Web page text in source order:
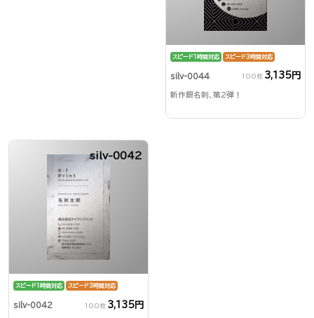
スピード1時間対応 スピード3時間対応
silv-0044 100枚 3,135円
新作銀名刺、第2弾！
silv-0042
スピード1時間対応 スピード3時間対応
silv-0042 100枚 3,135円